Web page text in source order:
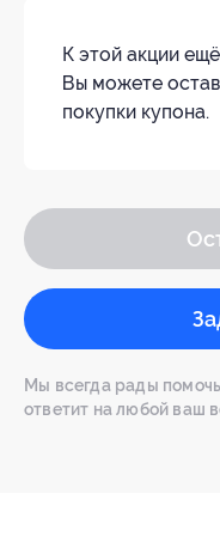
К этой акции
Вы можете
покупки купона.
Мы всегда рады
ответит на любой ваш